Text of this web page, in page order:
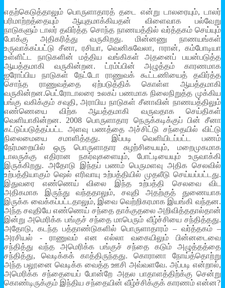
எதற்கெடுத்தாலும் பொருளாதாரத் தடை என்று டாலரையும், டாலர்
பரிமாற்றத்தையும் ஆயுதமாக்கியதன் விளைவாக பல்வேறு
நாடுகளும் டாலர் தவிர்த்த சொந்த நாணயத்தில் வர்த்தகம் செய்யும்
போக்கு அதிகரித்து வருகிறது. மின்னணு நாணயங்கள்
உருவாக்கப்பட்டு சீனா, ரசியா, வெனிசுவேலா, ஈரான், கம்போடியா
உள்ளிட்ட நாடுகளின் மத்திய வங்கிகள் அதனைப் பயன்படுத்த
ஆயத்தமாகி வருகின்றன. ட்ரம்ப்பின் அழுத்தம் காரணமாக
ஐரோப்பிய நாடுகள் நேட்டோ ராணுவக் கூட்டணியைத் தவிர்த்த
சொந்த ராணுவத்தை ஏற்படுத்திக் கொள்ள ஆயத்தமாகி
வருகின்றன.பெட்ரோடாலரை உலகப் பணமாக நிலைநிறுத்த முக்கிய
பங்கு வகிக்கும் சவுதி, அராபிய நாடுகள் சீனாவின் நாணயத்திலும்
எண்ணெயை விற்க ஆயத்தமாகி வருவதாக செய்திகள்
வெளியாகின்றன. 2008 பொருளாதார நெருக்கடிக்குப் பின் சீனா
கட்டுப்படுத்தப்பட்ட அளவு பணத்தை அச்சிட்டு சந்தையில் விட்டு
நிலைமையை சமாளித்தது. இப்படி வெளியிடப்பட்ட பணம்
நேர்மறையில் ஒரு பொருளாதார சுழற்சியையும், மறைமுகமாக
டாலருக்கு எதிரான நகர்வுகளையும், போட்டியையும் உருவாக்கி
இருக்கிறது. அதோடு இந்தப் பணம் பெருமளவு அதிக செலவில்
உற்பத்தியாகும் ஷெல் எரிவாயு உற்பத்தியில் முதலீடு செய்யப்பட்டது.
இதுவரை எண்ணெய் விலை இந்த உற்பத்தி செலவை விட
அதிகமாக இருந்து வந்ததாலும், சவுதி அதற்குத் துணையாக
இருக்க வைக்கப்பட்டதாலும், இவை வெற்றிகரமாக இயங்கி வந்தன.
அந்த சவுதியே எண்ணெய் சந்தை தாக்குதலை அறிவித்ததால்தான்
இன்று அமெரிக்க பங்குச் சந்தை மாபெரும் வீழ்ச்சியை சந்தித்தது.
அதோடு, கடந்த பத்தாண்டுகளில் பொருளாதாரம் – வர்த்தகம் –
அரசியல் - ராணுவம் என எல்லா வகையிலும் பின்னடைவை
சந்தித்து வந்த அமெரிக்க பங்குச் சந்தை கடும் அழுத்தத்தை
சந்தித்து, வெடிக்கக் காத்திருந்தது. கொரானா நோய்த்தொற்று
அந்த பலூனை வெடிக்க வைத்த ஊசி அவ்வளவே. அப்படி என்றால்,
அமெரிக்க சந்தையைப் போன்றே அதல பாதாளத்திற்க்கு சென்று
கொண்டிருக்கும் இந்திய சந்தையின் வீழ்ச்சிக்குக் காரணம் என்ன?